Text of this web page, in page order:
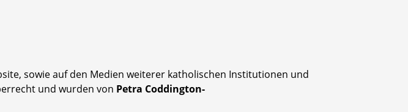
sowie auf den Medien weiterer katholischen Institutionen und
und wurden von Petra Coddington-